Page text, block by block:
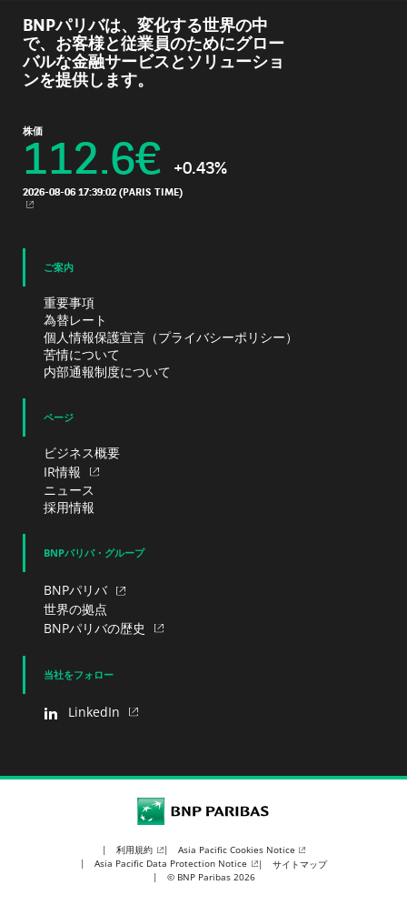
BNPパリバは、変化する世界の中
で、お客様と従業員のためにグロー
バルな金融サービスとソリューショ
ンを提供します。
株価
112.6€ +0.43%
2026-08-06 17:39:02 (PARIS TIME)
新規ウィンドウ
ご案内
重要事項
為替レート
個人情報保護宣言（プライバシーポリシー）
苦情について
内部通報制度について
ページ
ビジネス概要
IR情報
ニュース
採用情報
BNPパリバ・グループ
BNPパリバ
世界の拠点
BNPパリバの歴史
当社をフォロー
LinkedIn
BNP Paribas
利用規約
Asia Pacific Cookies Notice
Asia Pacific Data Protection Notice
サイトマップ
© BNP Paribas 2026